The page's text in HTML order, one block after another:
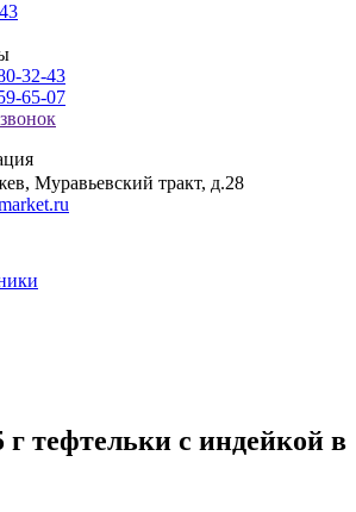
32-43
65-07
Муравьевский тракт, д.28
тефтельки с индейкой в